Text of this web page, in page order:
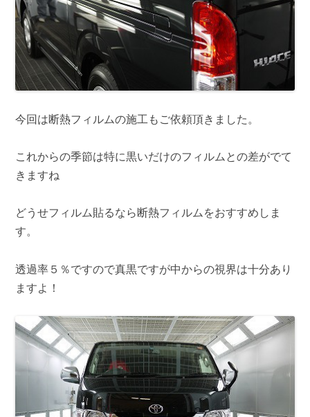
今回は断熱フィルムの施工もご依頼頂きました。
これからの季節は特に黒いだけのフィルムとの差がでて
きますね
どうせフィルム貼るなら断熱フィルムをおすすめしま
す。
透過率５％ですので真黒ですが中からの視界は十分あり
ますよ！